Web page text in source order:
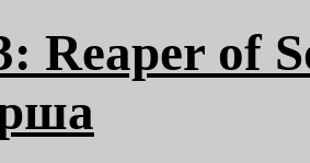
Reaper of